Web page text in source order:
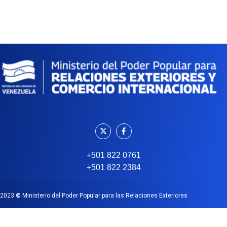
+501 822 0761
+501 822 2384
2023 © Ministerio del Poder Popular para las Relaciones Exteriores